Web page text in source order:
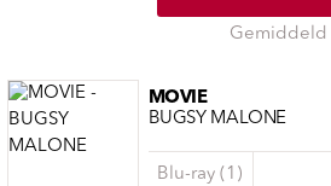
Gemiddeld
MOVIE
BUGSY MALONE
Blu-ray (1)